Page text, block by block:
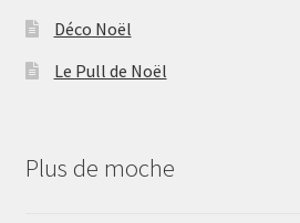
Déco Noël
Le Pull de Noël
Plus de moche